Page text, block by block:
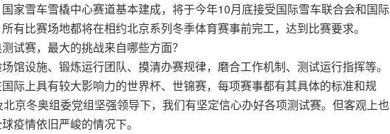
家雪车雪橇中心赛道基本建成，将于今年10月底接受国际雪车联合会和国际
有比赛场地都将在相约北京系列冬季体育赛事前完工，达到比赛要求。
试赛，最大的挑战来自哪些方面？
馆设施、锻炼运行团队、摸清办赛规律，磨合工作机制、测试运行指挥等。
际上具有较大影响力的世界杯、世锦赛，每项赛事都有其具体的标准和规
京冬奥组委党组坚强领导下，我们有坚定信心办好各项测试赛。但客观上也
疫情依旧严峻的情况下。